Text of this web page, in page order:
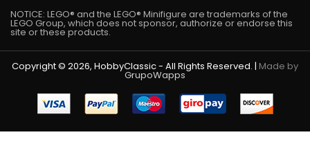
NOTICE: LEGO® and the LEGO® Minifigure are trademarks of the
LEGO Group, which does not sponsor, authorize or endorse this
site or these products.
Copyright © 2026, HobbyClassic - All Rights Reserved. | Made by
GrupoWapps